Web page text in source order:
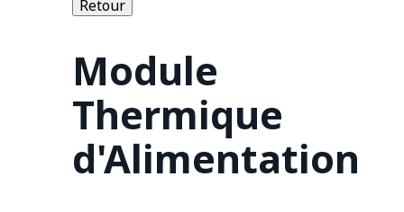
Retour
Module
Thermique
d'Alimentation